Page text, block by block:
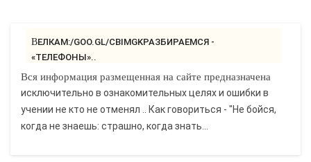
ВЕЛКАМ:/GOO.GL/CBIMGKРАЗБИРАЕМСЯ -
«ТЕЛЕФОНЫ»..
Вся информация размещенная на сайте предназначена
исключительно в ознакомительных целях и ошибки в
учении не кто не отменял .. Как говориться - "Не бойся,
когда не знаешь: страшно, когда знать...